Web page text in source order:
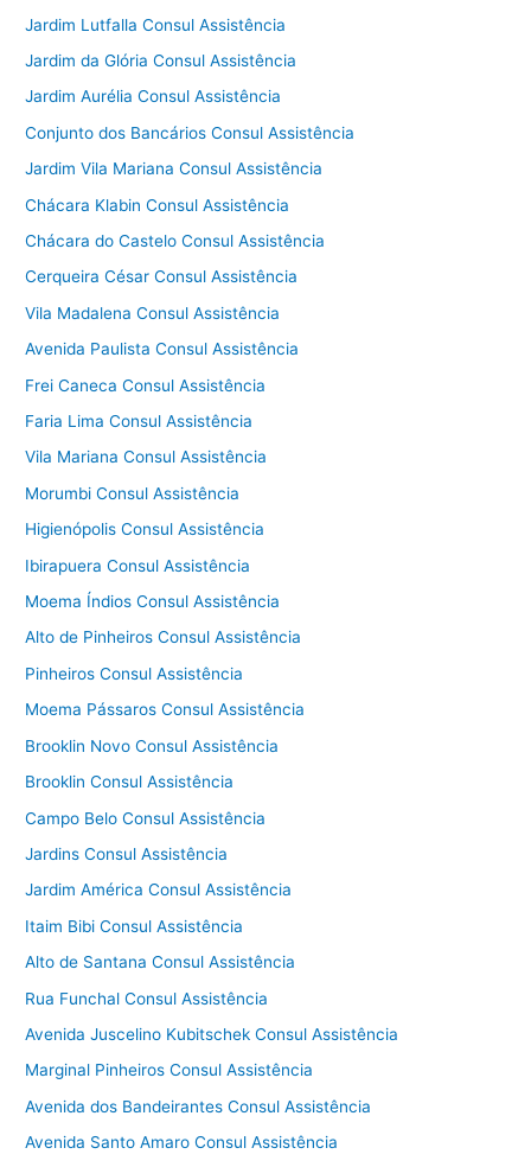
Jardim Lutfalla Consul Assistência
Jardim da Glória Consul Assistência
Jardim Aurélia Consul Assistência
Conjunto dos Bancários Consul Assistência
Jardim Vila Mariana Consul Assistência
Chácara Klabin Consul Assistência
Chácara do Castelo Consul Assistência
Cerqueira César Consul Assistência
Vila Madalena Consul Assistência
Avenida Paulista Consul Assistência
Frei Caneca Consul Assistência
Faria Lima Consul Assistência
Vila Mariana Consul Assistência
Morumbi Consul Assistência
Higienópolis Consul Assistência
Ibirapuera Consul Assistência
Moema Índios Consul Assistência
Alto de Pinheiros Consul Assistência
Pinheiros Consul Assistência
Moema Pássaros Consul Assistência
Brooklin Novo Consul Assistência
Brooklin Consul Assistência
Campo Belo Consul Assistência
Jardins Consul Assistência
Jardim América Consul Assistência
Itaim Bibi Consul Assistência
Alto de Santana Consul Assistência
Rua Funchal Consul Assistência
Avenida Juscelino Kubitschek Consul Assistência
Marginal Pinheiros Consul Assistência
Avenida dos Bandeirantes Consul Assistência
Avenida Santo Amaro Consul Assistência